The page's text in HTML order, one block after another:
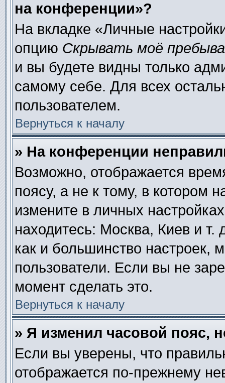
на конференции»?
На вкладке «Личные
опцию Скрывать моё
и вы будете видны только
самому себе. Для всех
пользователем.
Вернуться к началу
» На конференции
Возможно, отображается
поясу, а не к тому, в котором
измените в личных
находитесь: Москва, Киев и т.
как и большинство настроек,
пользователи. Если вы не
момент сделать это.
Вернуться к началу
» Я изменил часовой пояс,
Если вы уверены, что
отображается по-прежнему